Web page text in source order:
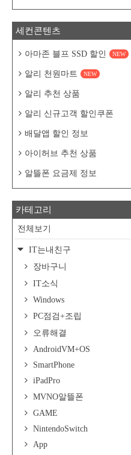
세컨콘텐츠
아마존 블프 SSD 할인 NEW
알리 천원마트 NEW
알리 추천 상품
알리 신규고객 할인쿠폰
배달앱 할인 정보
아이허브 추천 상품
알뜰폰 요금제 정보
카테고리
전체보기
IT는내친구
장바구니
IT소식
Windows
PC점검+조립
오류해결
AndroidVM+OS
SmartPhone
iPadPro
MVNO알뜰폰
GAME
NintendoSwitch
App